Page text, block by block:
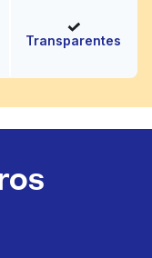
Transparentes